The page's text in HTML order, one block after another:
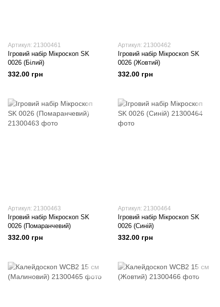
Артикул: 21300461
Ігровий набір Мікроскоп SK
0026 (Білий)
332.00 грн
Артикул: 21300462
Ігровий набір Мікроскоп SK
0026 (Жовтий)
332.00 грн
Артикул: 21300463
Ігровий набір Мікроскоп SK
0026 (Помаранчевий)
332.00 грн
Артикул: 21300464
Ігровий набір Мікроскоп SK
0026 (Синій)
332.00 грн